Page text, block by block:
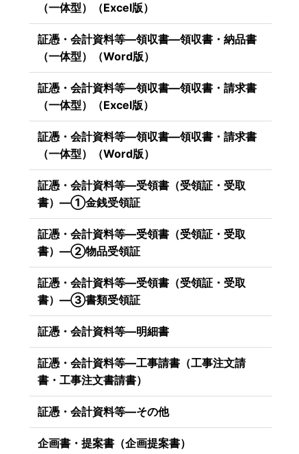
（一体型）（Excel版）
証憑・会計資料等―領収書―領収書・納品書
（一体型）（Word版）
証憑・会計資料等―領収書―領収書・請求書
（一体型）（Excel版）
証憑・会計資料等―領収書―領収書・請求書
（一体型）（Word版）
証憑・会計資料等―受領書（受領証・受取
書）―①金銭受領証
証憑・会計資料等―受領書（受領証・受取
書）―②物品受領証
証憑・会計資料等―受領書（受領証・受取
書）―③書類受領証
証憑・会計資料等―明細書
証憑・会計資料等―工事請書（工事注文請
書・工事注文書請書）
証憑・会計資料等―その他
企画書・提案書（企画提案書）